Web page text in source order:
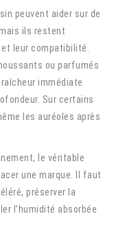
peuvent aider sur de
ils restent
leur compatibilité.
ou parfumés
immédiate
Sur certains
les auréoles après
le véritable
une marque. Il faut
préserver la
l’humidité absorbée